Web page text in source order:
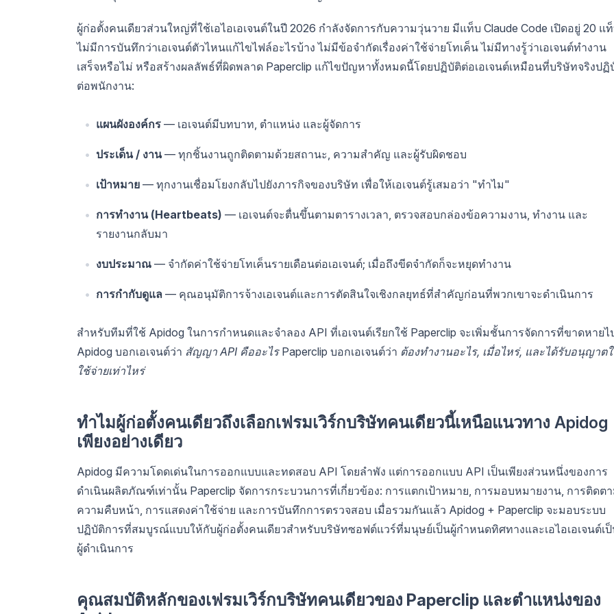
ผู้ก่อตั้งคนเดียวส่วนใหญ่ที่ใช้เอไอเอเจนต์ในปี 2026 กำลังจัดการกับความวุ่นวาย มีแท็บ Claude Code เปิดอยู่ 20 แ
ไม่มีการบันทึกว่าเอเจนต์ตัวไหนแก้ไขไฟล์อะไรบ้าง ไม่มีข้อจำกัดเรื่องค่าใช้จ่ายโทเค็น ไม่มีทางรู้ว่าเอเจนต์ทำงาน
เสร็จหรือไม่ หรือสร้างผลลัพธ์ที่ผิดพลาด Paperclip แก้ไขปัญหาทั้งหมดนี้โดยปฏิบัติต่อเอเจนต์เหมือนที่บริษัทจริงปฏิ
ต่อพนักงาน:
แผนผังองค์กร — เอเจนต์มีบทบาท, ตำแหน่ง และผู้จัดการ
ประเด็น / งาน— ทุกชิ้นงานถูกติดตามด้วยสถานะ, ความสำคัญ และผู้รับผิดชอบ
เป้าหมาย — ทุกงานเชื่อมโยงกลับไปยังภารกิจของบริษัท เพื่อให้เอเจนต์รู้เสมอว่า "ทำไม"
การทำงาน (Heartbeats) — เอเจนต์จะตื่นขึ้นตามตารางเวลา, ตรวจสอบกล่องข้อความงาน, ทำงาน และ
รายงานกลับมา
งบประมาณ — จำกัดค่าใช้จ่ายโทเค็นรายเดือนต่อเอเจนต์; เมื่อถึงขีดจำกัดก็จะหยุดทำงาน
การกำกับดูแล — คุณอนุมัติการจ้างเอเจนต์และการตัดสินใจเชิงกลยุทธ์ที่สำคัญก่อนที่พวกเขาจะดำเนินการ
สำหรับทีมที่ใช้ Apidog ในการกำหนดและจำลอง API ที่เอเจนต์เรียกใช้ Paperclip จะเพิ่มชั้นการจัดการที่ขาดหายไ
Apidog บอกเอเจนต์ว่า สัญญา API คืออะไรPaperclip บอกเอเจนต์ว่า ต้องทำงานอะไร, เมื่อไหร่, และได้รับอนุญาต
ใช้จ่ายเท่าไหร่
ทำไมผู้ก่อตั้งคนเดียวถึงเลือกเฟรมเวิร์กบริษัทคนเดียวนี้เหนือแนวทาง Apidog
เพียงอย่างเดียว
Apidog มีความโดดเด่นในการออกแบบและทดสอบ API โดยลำพัง แต่การออกแบบ API เป็นเพียงส่วนหนึ่งของการ
ดำเนินผลิตภัณฑ์เท่านั้น Paperclip จัดการกระบวนการที่เกี่ยวข้อง: การแตกเป้าหมาย, การมอบหมายงาน, การติดต
ความคืบหน้า, การแสดงค่าใช้จ่าย และการบันทึกการตรวจสอบ เมื่อรวมกันแล้ว Apidog + Paperclip จะมอบระบบ
ปฏิบัติการที่สมบูรณ์แบบให้กับผู้ก่อตั้งคนเดียวสำหรับบริษัทซอฟต์แวร์ที่มนุษย์เป็นผู้กำหนดทิศทางและเอไอเอเจนต์เ
ผู้ดำเนินการ
คุณสมบัติหลักของเฟรมเวิร์กบริษัทคนเดียวของ Paperclip และตำแหน่งของ